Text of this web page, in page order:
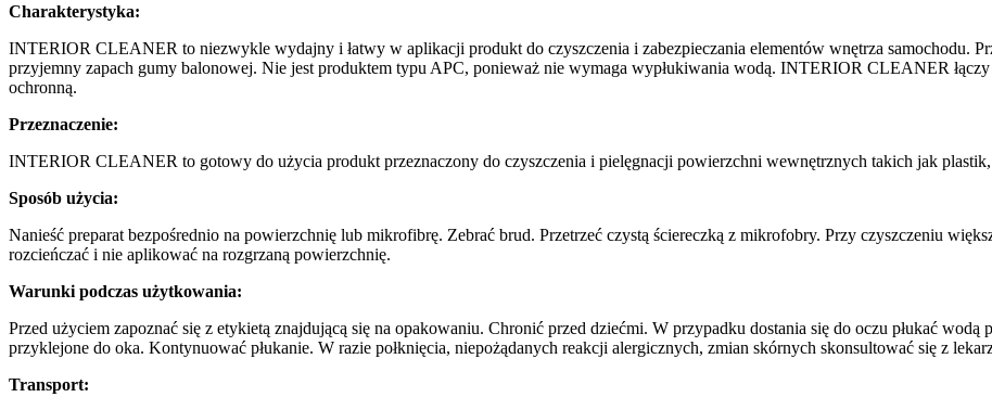
Charakterystyka:
INTERIOR CLEANER to niezwykle wydajny i łatwy w aplikacji produkt do czyszczenia i zabezpieczania elementów wnętrza samochodu.
przyjemny zapach gumy balonowej. Nie jest produktem typu APC, ponieważ nie wymaga wypłukiwania wodą. INTERIOR CLEANER
ochronną.
Przeznaczenie:
INTERIOR CLEANER to gotowy do użycia produkt przeznaczony do czyszczenia i pielęgnacji powierzchni wewnętrznych takich jak
Sposób użycia:
Nanieść preparat bezpośrednio na powierzchnię lub mikrofibrę. Zebrać brud. Przetrzeć czystą ściereczką z mikrofobry. Przy czyszczeniu
rozcieńczać i nie aplikować na rozgrzaną powierzchnię.
Warunki podczas użytkowania:
Przed użyciem zapoznać się z etykietą znajdującą się na opakowaniu. Chronić przed dziećmi. W przypadku dostania się do oczu płukać
przyklejone do oka. Kontynuować płukanie. W razie połknięcia, niepożądanych reakcji alergicznych, zmian skórnych skonsultować się z
Transport: